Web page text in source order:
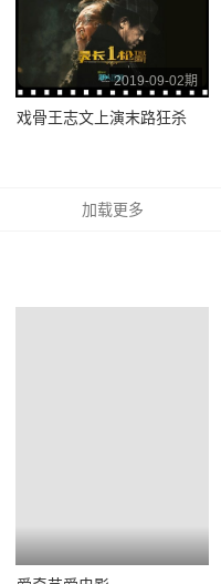
2019-09-02期
戏骨王志文上演末路狂杀
加载更多